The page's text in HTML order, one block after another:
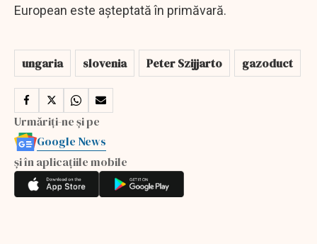
European este aşteptată în primăvară.
ungaria slovenia Peter Szijjarto gazoduct
Urmăriți-ne și pe
Google News
și în aplicațiile mobile